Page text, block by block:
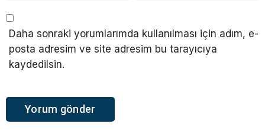
Daha sonraki yorumlarımda kullanılması için adım, e-
posta adresim ve site adresim bu tarayıcıya
kaydedilsin.